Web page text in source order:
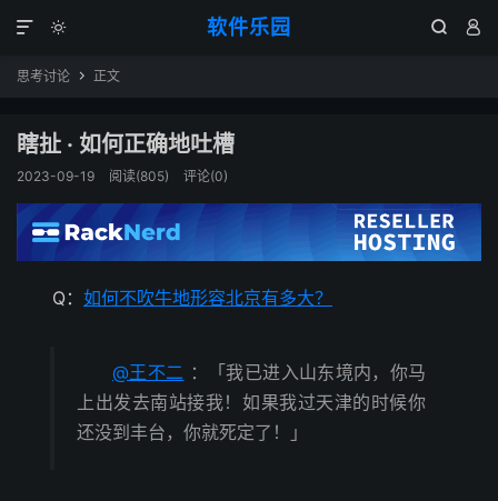
软件乐园 
 

思考讨论  正文
瞎扯 · 如何正确地吐槽
2023-09-19 阅读(805) 评论(0)
Q： 如何不吹牛地形容北京有多大？
@王不二 ：「我已进入山东境内，你马
上出发去南站接我！如果我过天津的时候你
还没到丰台，你就死定了！」